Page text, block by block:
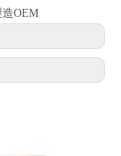
OEM